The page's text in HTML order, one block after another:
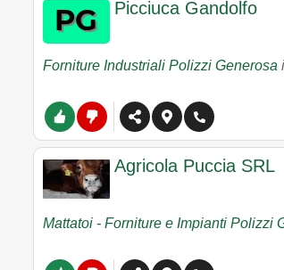
Picciuca Gandolfo
Forniture Industriali Polizzi Generosa
Agricola Puccia SRL
Mattatoi - Forniture e Impianti Polizzi